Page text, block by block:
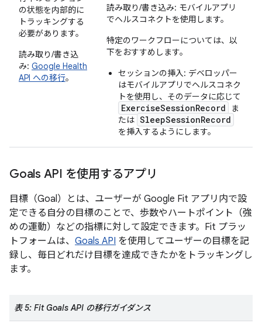
の状態を内部的に
トラッキングする
必要があります。
読み取り/書き込
み: Google Health
API への移行。
読み取り/書き込み: モバイルアプリ
でヘルスコネクトを使用します。
特定のワークフローについては、以
下をおすすめします。
セッションの挿入: デベロッパー
はモバイルアプリでヘルスコネク
トを使用し、そのデータに応じて
ExerciseSessionRecord
ま
たは SleepSessionRecord
を挿入するようにします。
Goals API を使用するアプリ
目標（Goal）とは、ユーザーが Google Fit アプリ内で設
定できる自分の目標のことで、歩数やハートポイント（強
めの運動）などの指標に対して設定できます。Fit プラッ
トフォームは、 Goals API を使用してユーザーの目標を記
録し、毎日どれだけ目標を達成できたかをトラッキングし
ます。
表 5: Fit Goals API の移行ガイダンス